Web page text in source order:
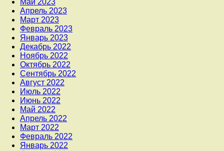
Апрель 2023
Март 2023
Февраль 2023
Январь 2023
Декабрь 2022
Ноябрь 2022
Октябрь 2022
Сентябрь 2022
Август 2022
Июль 2022
Июнь 2022
Май 2022
Апрель 2022
Март 2022
Февраль 2022
Январь 2022